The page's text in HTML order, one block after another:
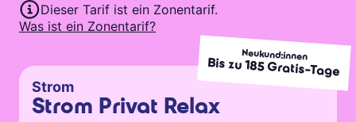
Dieser Tarif ist ein Zonentarif.
Was ist ein Zonentarif?
Neukund:innen
Bis zu 185Gratis-Tage
Strom
Strom Privat Relax